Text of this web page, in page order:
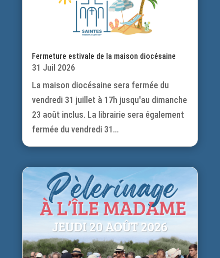
Fermeture estivale de la maison diocésaine
31 Juil 2026
La maison diocésaine sera fermée du
vendredi 31 juillet à 17h jusqu'au dimanche
23 août inclus. La librairie sera également
fermée du vendredi 31...